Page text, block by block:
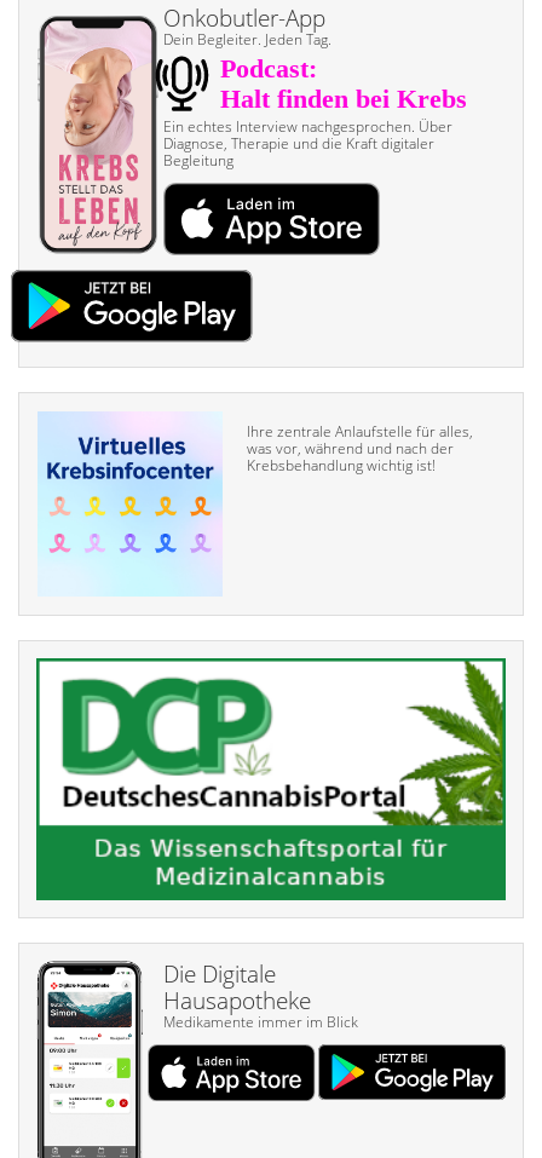
Onkobutler-App
Dein Begleiter. Jeden Tag.
Ein echtes Interview nach­gesprochen. Über
Diagnose, Therapie und die Kraft digitaler
Begleitung
Ihre zentrale Anlaufstelle für alles,
was vor, während und nach der
Krebsbehandlung wichtig ist!
Die Digitale
Hausapotheke
Medikamente immer im Blick